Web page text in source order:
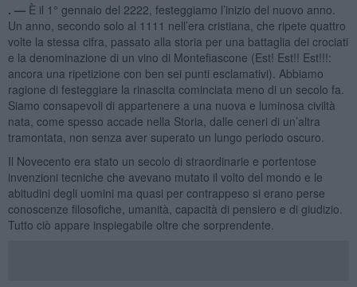
. — È il 1° gennaio del 2222, festeggiamo l’inizio del nuovo anno.
Un anno, secondo solo al 1111 nell’era cristiana, che ripete quattro
volte la stessa cifra, passato alla storia per una battaglia dei crociati
e la denominazione di un vino di Montefiascone (Est! Est!! Est!!!:
ancora una ripetizione con ben sei punti esclamativi). Abbiamo
ragione di festeggiare la rinascita cominciata meno di un secolo fa.
Siamo consapevoli di appartenere a una nuova e luminosa civiltà
nata, come spesso accade nella Storia, dalle ceneri di un’altra
tramontata, non senza aver superato un lungo periodo oscuro.
Il Novecento era stato un secolo di straordinarie e portentose
invenzioni tecniche che avevano mutato il volto del mondo e le
abitudini degli uomini ma quasi per contrappeso si erano perse
conoscenze filosofiche, umanità, capacità di pensiero e di giudizio.
Tutto ciò appare inspiegabile oltre che sorprendente.